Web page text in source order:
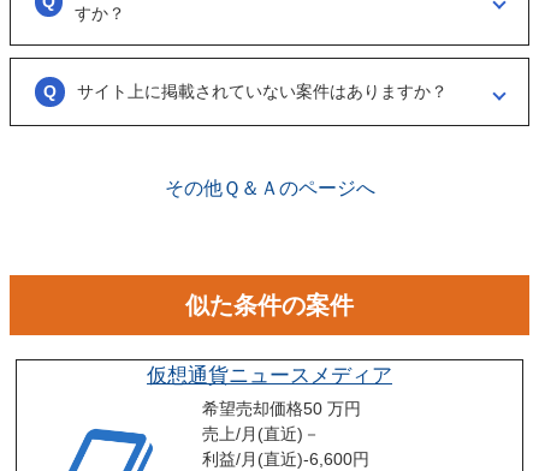
具体的に購入を考えた場合は、一度、出展者とのオンライン面談を行う
すか？
ございません。まずは、商談でどのような事業なのかを確認する目的も
あるため、気軽に商談申し込みを行ってください。
サイト上に掲載されていない案件はありますか？
その他Ｑ＆Ａのページへ
似た条件の案件
仮想通貨ニュースメディア
希望売却価格50 万円
売上/月(直近) －
利益/月(直近)-6,600円